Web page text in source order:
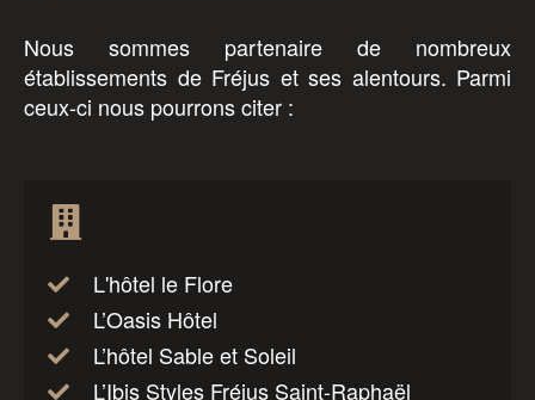
Nous sommes partenaire de nombreux
établissements de Fréjus et ses alentours. Parmi
ceux-ci nous pourrons citer :
L'hôtel le Flore
L’Oasis Hôtel
L’hôtel Sable et Soleil
L’Ibis Styles Fréjus Saint-Raphaël